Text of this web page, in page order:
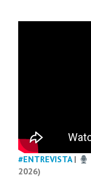
#ENTREVISTA|
2026)